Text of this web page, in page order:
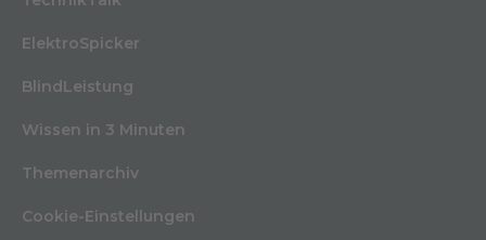
ElektroSpicker
BlindLeistung
Wissen in 3 Minuten
Themenarchiv
Cookie-Einstellungen